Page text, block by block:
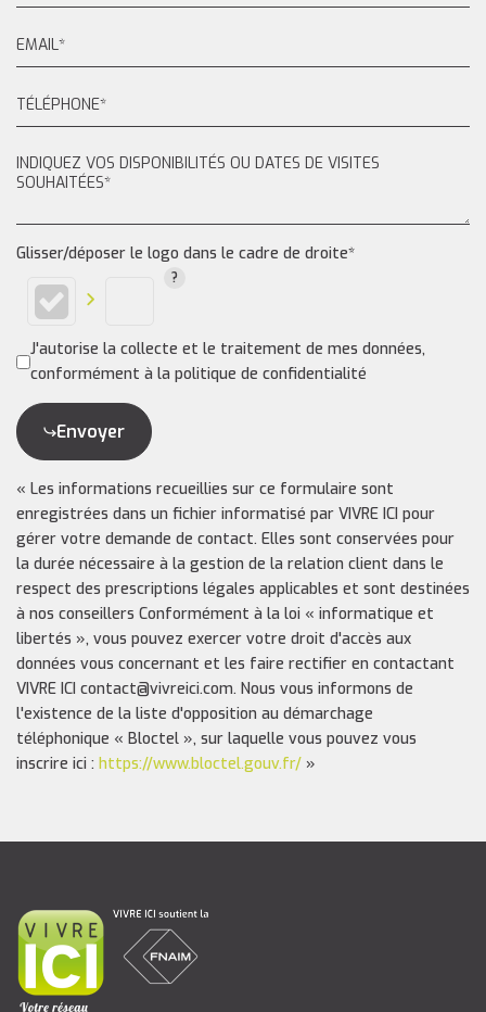
Glisser/déposer le logo dans le cadre de droite*
J'autorise la collecte et le traitement de mes données,
conformément à la politique de confidentialité
Envoyer
« Les informations recueillies sur ce formulaire sont
enregistrées dans un fichier informatisé par VIVRE ICI pour
gérer votre demande de contact. Elles sont conservées pour
la durée nécessaire à la gestion de la relation client dans le
respect des prescriptions légales applicables et sont destinées
à nos conseillers Conformément à la loi « informatique et
libertés », vous pouvez exercer votre droit d'accès aux
données vous concernant et les faire rectifier en contactant
VIVRE ICI contact@vivreici.com. Nous vous informons de
l'existence de la liste d'opposition au démarchage
téléphonique « Bloctel », sur laquelle vous pouvez vous
inscrire ici : https://www.bloctel.gouv.fr/ »